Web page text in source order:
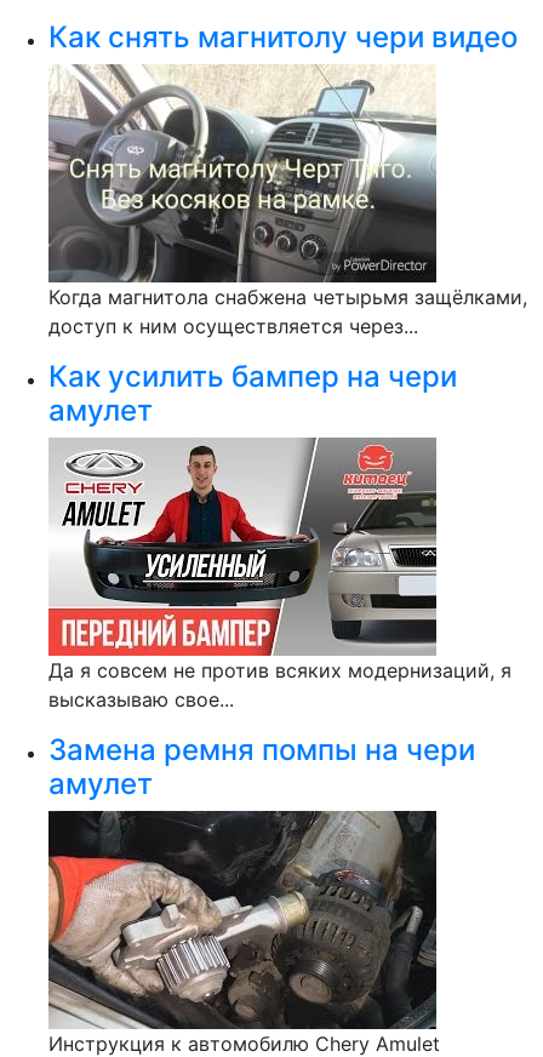
Как снять магнитолу чери видео
Когда магнитола снабжена четырьмя защёлками,
доступ к ним осуществляется через...
Как усилить бампер на чери
амулет
Да я совсем не против всяких модернизаций, я
высказываю свое...
Замена ремня помпы на чери
амулет
Инструкция к автомобилю Chery Amulet